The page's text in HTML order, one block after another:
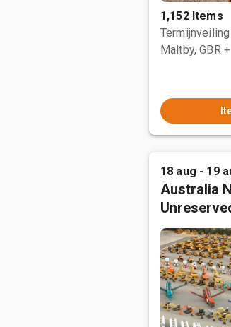
1,152 Items
Termijnveiling
Maltby, GBR
18 aug - 19
Australia